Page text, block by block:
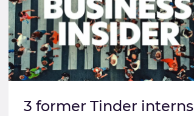
3 former Tinder interns